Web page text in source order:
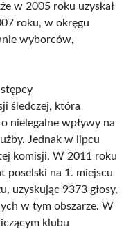
w 2005 roku uzyskał
roku, w okręgu
wyborców,
śledczej, która
nielegalne wpływy na
Jednak w lipcu
komisji. W 2011 roku
poselski na 1. miejscu
uzyskując 9373 głosy,
w tym obszarze. W
klubu